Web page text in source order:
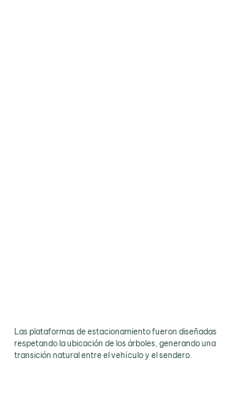
Las plataformas de estacionamiento fueron diseñadas
respetando la ubicación de los árboles, generando una
transición natural entre el vehículo y el sendero.